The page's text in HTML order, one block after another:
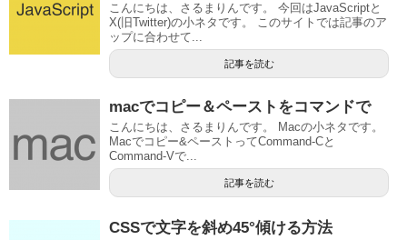
こんにちは、さるまりんです。 今回はJavaScriptと
X(旧Twitter)の小ネタです。 このサイトでは記事のア
ップに合わせて...
記事を読む
macでコピー＆ペーストをコマンドで
こんにちは、さるまりんです。 Macの小ネタです。
Macでコピー&ペーストってCommand-Cと
Command-Vで...
記事を読む
CSSで文字を斜め45°傾ける方法